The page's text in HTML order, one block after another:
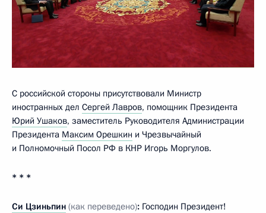
С российской стороны присутствовали Министр
иностранных дел Сергей Лавров, помощник Президента
Юрий Ушаков, заместитель Руководителя Администрации
Президента Максим Орешкин и Чрезвычайный
и Полномочный Посол РФ в КНР Игорь Моргулов.
* * *
Си Цзиньпин (как переведено): Господин Президент!